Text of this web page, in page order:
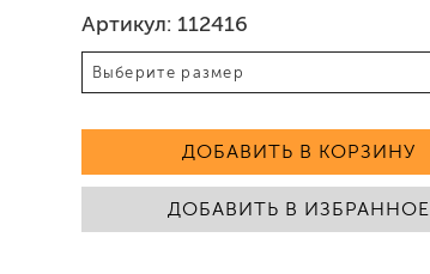
Артикул: 112416
ДОБАВИТЬ В КОРЗИНУ
ДОБАВИТЬ В ИЗБРАННОЕ